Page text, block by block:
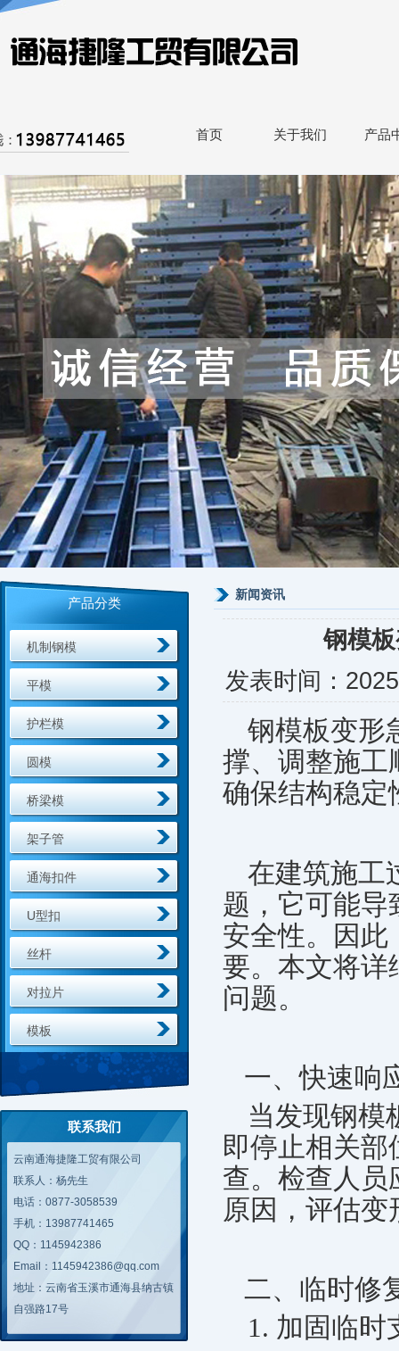
首页 关于我们 产品
产品分类
机制钢模
平模
护栏模
圆模
桥梁模
架子管
通海扣件
U型扣
丝杆
对拉片
模板
联系我们
云南通海捷隆工贸有限公司
联系人：杨先生
电话：0877-3058539
手机：13987741465
QQ：1145942386
Email：1145942386@qq.com
地址：云南省玉溪市通海县纳古镇
自强路17号
新闻资讯
钢模
发表时间：
钢模板变形
撑、调整施工
确保结构稳定
在建筑施工
题，它可能导
安全性。因此
要。本文将详
问题。
一、快速响
当发现钢模
即停止相关
查。检查人员
原因，评估
二、临时修
1. 加固临时